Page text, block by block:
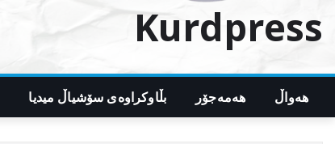
Kurdpress
هەواڵ هەمەجۆر بڵاوکراوەی سۆشیاڵ میدیا